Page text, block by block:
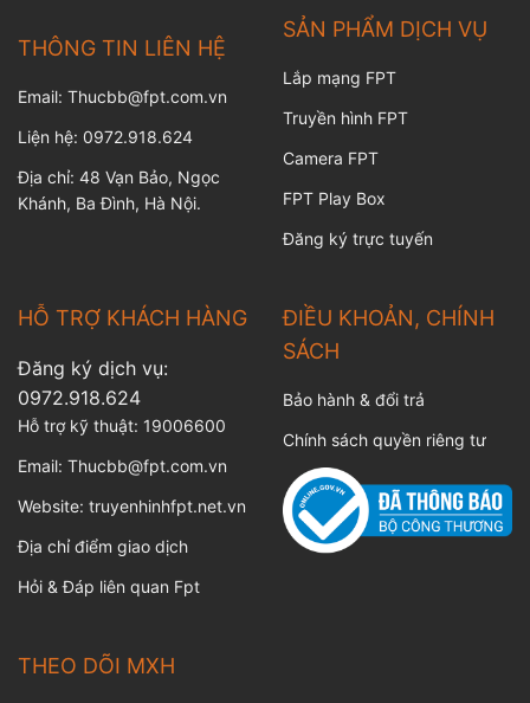
THÔNG TIN LIÊN HỆ
Email: Thucbb@fpt.com.vn
Liện hệ: 0972.918.624
Địa chỉ: 48 Vạn Bảo, Ngọc
Khánh, Ba Đình, Hà Nội.
SẢN PHẨM DỊCH VỤ
Lắp mạng FPT
Truyền hình FPT
Camera FPT
FPT Play Box
Đăng ký trực tuyến
HỖ TRỢ KHÁCH HÀNG
Đăng ký dịch vụ:
0972.918.624
Hỗ trợ kỹ thuật: 19006600
Email: Thucbb@fpt.com.vn
Website: truyenhinhfpt.net.vn
Địa chỉ điểm giao dịch
Hỏi & Đáp liên quan Fpt
ĐIỀU KHOẢN, CHÍNH
SÁCH
Bảo hành & đổi trả
Chính sách quyền riêng tư
THEO DÕI MXH